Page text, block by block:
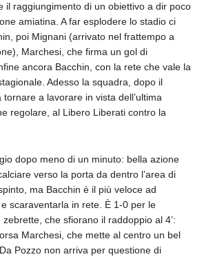
il raggiungimento di un obiettivo a dir poco
amiatina. A far esplodere lo stadio ci
poi Mignani (arrivato nel frattempo a
Marchesi, che firma un gol di
ancora Bacchin, con la rete che vale la
Adesso la squadra, dopo il
a lavorare in vista dell’ultima
regolare, al Libero Liberati contro la
dopo meno di un minuto: bella azione
verso la porta da dentro l’area di
ma Bacchin è il più veloce ad
scaraventarla in rete. È 1-0 per le
che sfiorano il raddoppio al 4’:
Marchesi, che mette al centro un bel
Pozzo non arriva per questione di